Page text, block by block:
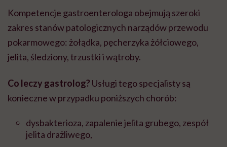
Kompetencje gastroenterologa obejmują szeroki
zakres stanów patologicznych narządów przewodu
pokarmowego: żołądka, pęcherzyka żółciowego,
jelita, śledziony, trzustki i wątroby.
Co leczy gastrolog? Usługi tego specjalisty są
konieczne w przypadku poniższych chorób:
dysbakterioza, zapalenie jelita grubego, zespół
jelita drażliwego,